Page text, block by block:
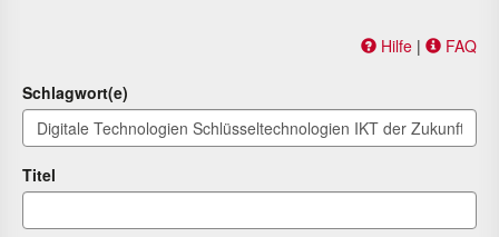
Hilfe | FAQ
Schlagwort(e)
Titel